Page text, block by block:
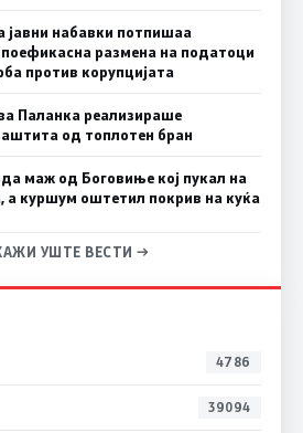
јавни набавки потпишаа
размена на податоци
против корупцијата
Паланка реализираше
од топлотен бран
маж од Боговиње кој пукал на
а куршум оштетил покрив на куќа
УШТЕ ВЕСТИ →
4786
39094